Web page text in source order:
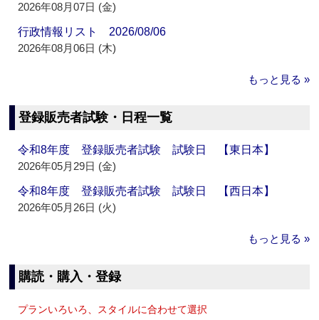
2026年08月07日 (金)
行政情報リスト 2026/08/06
2026年08月06日 (木)
もっと見る »
登録販売者試験・日程一覧
令和8年度 登録販売者試験 試験日 【東日本】
2026年05月29日 (金)
令和8年度 登録販売者試験 試験日 【西日本】
2026年05月26日 (火)
もっと見る »
購読・購入・登録
プランいろいろ、スタイルに合わせて選択